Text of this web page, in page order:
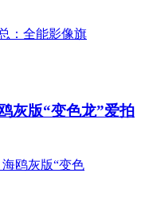
灰版“变色龙”爱拍